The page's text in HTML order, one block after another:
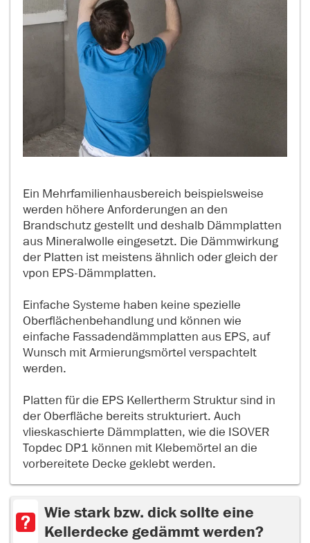
Ein Mehrfamilienhausbereich beispielsweise
werden höhere Anforderungen an den
Brandschutz gestellt und deshalb Dämmplatten
aus Mineralwolle eingesetzt. Die Dämmwirkung
der Platten ist meistens ähnlich oder gleich der
vpon EPS-Dämmplatten.
Einfache Systeme haben keine spezielle
Oberflächenbehandlung und können wie
einfache Fassadendämmplatten aus EPS, auf
Wunsch mit Armierungsmörtel verspachtelt
werden.
Platten für die EPS Kellertherm Struktur sind in
der Oberfläche bereits strukturiert. Auch
vlieskaschierte Dämmplatten, wie die ISOVER
Topdec DP1 können mit Klebemörtel an die
vorbereitete Decke geklebt werden.
Wie stark bzw. dick sollte eine
Kellerdecke gedämmt werden?